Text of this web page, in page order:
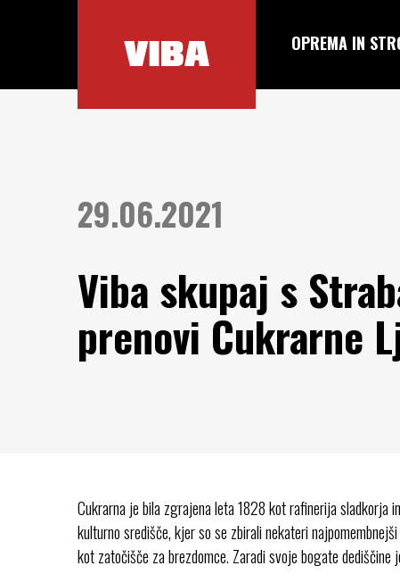
OPREMA IN
29.06.2021
Viba skupaj s
prenovi Cukrarne
Cukrarna je bila zgrajena leta 1828 kot rafinerija sladkorja
kulturno središče, kjer so se zbirali nekateri
kot zatočišče za brezdomce. Zaradi svoje bogate dediščine